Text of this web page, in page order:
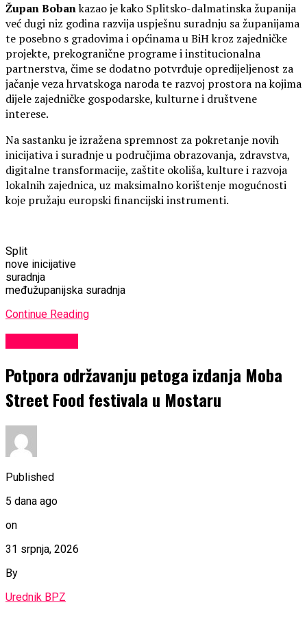
Župan Bobankazao je kako Splitsko-dalmatinska županija
već dugi niz godina razvija uspješnu suradnju sa županijama
te posebno s gradovima i općinama u BiH kroz zajedničke
projekte, prekogranične programe i institucionalna
partnerstva, čime se dodatno potvrđuje opredijeljenost za
jačanje veza hrvatskoga naroda te razvoj prostora na kojima
dijele zajedničke gospodarske, kulturne i društvene
interese.
Na sastanku je izražena spremnost za pokretanje novih
inicijativa i suradnje u područjima obrazovanja, zdravstva,
digitalne transformacije, zaštite okoliša, kulture i razvoja
lokalnih zajednica, uz maksimalno korištenje mogućnosti
koje pružaju europski financijski instrumenti.
Split
nove inicijative
suradnja
međužupanijska suradnja
Continue Reading
Potpora održavanju petoga izdanja Moba
Street Food festivala u Mostaru
Published
5 dana ago
on
31 srpnja, 2026
By
Urednik BPZ